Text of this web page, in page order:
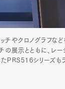
やクロノグラフなど
チの展示とともに、レ
PRS516シリーズもラ